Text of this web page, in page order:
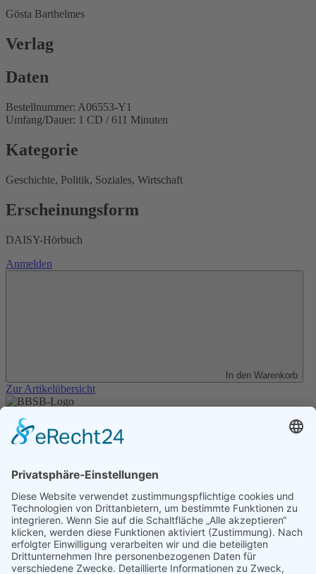
Gösta Barthelmes
Verlag
Daten
Bestellnummer: A06553-Y1
Umfang/Dauer: 1 CD / 611 Minuten
Kategorie
Geschichte, Politik, Soziales, Wirtschaft
Erscheinungsform
DAISY-Hörbuch
Anmelden
In den Warenkorb
Zur Artikelübersicht
Unser Angebot
Shop
Datenschutz
Kontakt
Transparenzerklärung
BBSB-Inform: täglich aktualisierte Infos
für sehbehinderte und blinde Menschen